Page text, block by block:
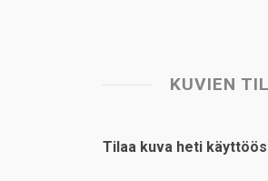
KUVIEN
Tilaa kuva heti